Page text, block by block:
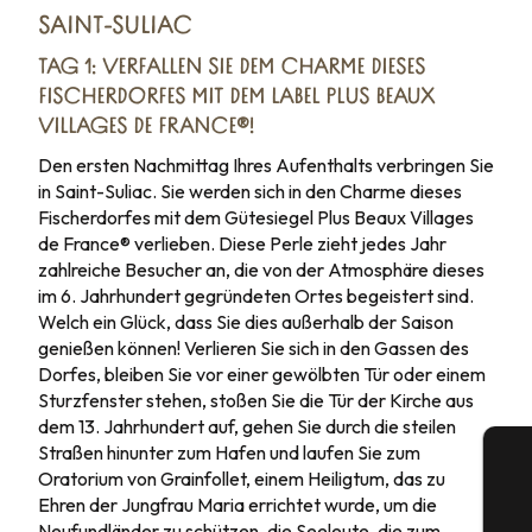
Tag 4
Tag 5
Tag 6
Tag 7
SAINT-SULIAC
TAG 1: VERFALLEN SIE DEM CHARME DIESES
FISCHERDORFES MIT DEM LABEL PLUS BEAUX
VILLAGES DE FRANCE®!
Den ersten Nachmittag Ihres Aufenthalts verbringen Sie
in Saint-Suliac. Sie werden sich in den Charme dieses
Fischerdorfes mit dem Gütesiegel Plus Beaux Villages
de France® verlieben. Diese Perle zieht jedes Jahr
zahlreiche Besucher an, die von der Atmosphäre dieses
im 6. Jahrhundert gegründeten Ortes begeistert sind.
Welch ein Glück, dass Sie dies außerhalb der Saison
genießen können! Verlieren Sie sich in den Gassen des
Dorfes, bleiben Sie vor einer gewölbten Tür oder einem
Sturzfenster stehen, stoßen Sie die Tür der Kirche aus
dem 13. Jahrhundert auf, gehen Sie durch die steilen
Straßen hinunter zum Hafen und laufen Sie zum
Oratorium von Grainfollet, einem Heiligtum, das zu
Ehren der Jungfrau Maria errichtet wurde, um die